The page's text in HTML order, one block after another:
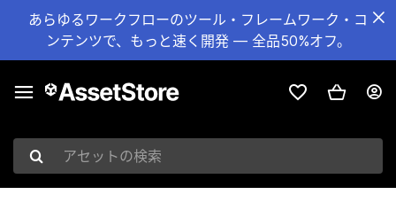
あらゆるワークフローのツール・フレームワーク・コ
ンテンツで、もっと速く開発 — 全品50%オフ。
アセットの検索